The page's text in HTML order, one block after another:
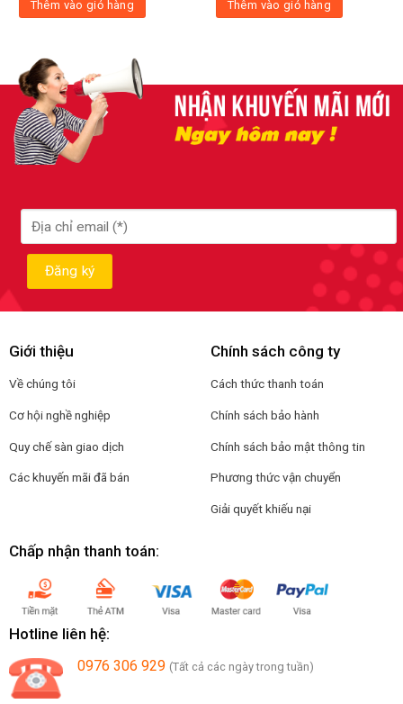
Thêm vào giỏ hàng Thêm vào giỏ hàng
Giới thiệu
Về chúng tôi
Cơ hội nghề nghiệp
Quy chế sàn giao dịch
Các khuyến mãi đã bán
Chính sách công ty
Cách thức thanh toán
Chính sách bảo hành
Chính sách bảo mật thông tin
Phương thức vận chuyển
Giải quyết khiếu nại
Chấp nhận thanh toán:
Hotline liên hệ:
0976 306 929 (Tất cả các ngày trong tuần)